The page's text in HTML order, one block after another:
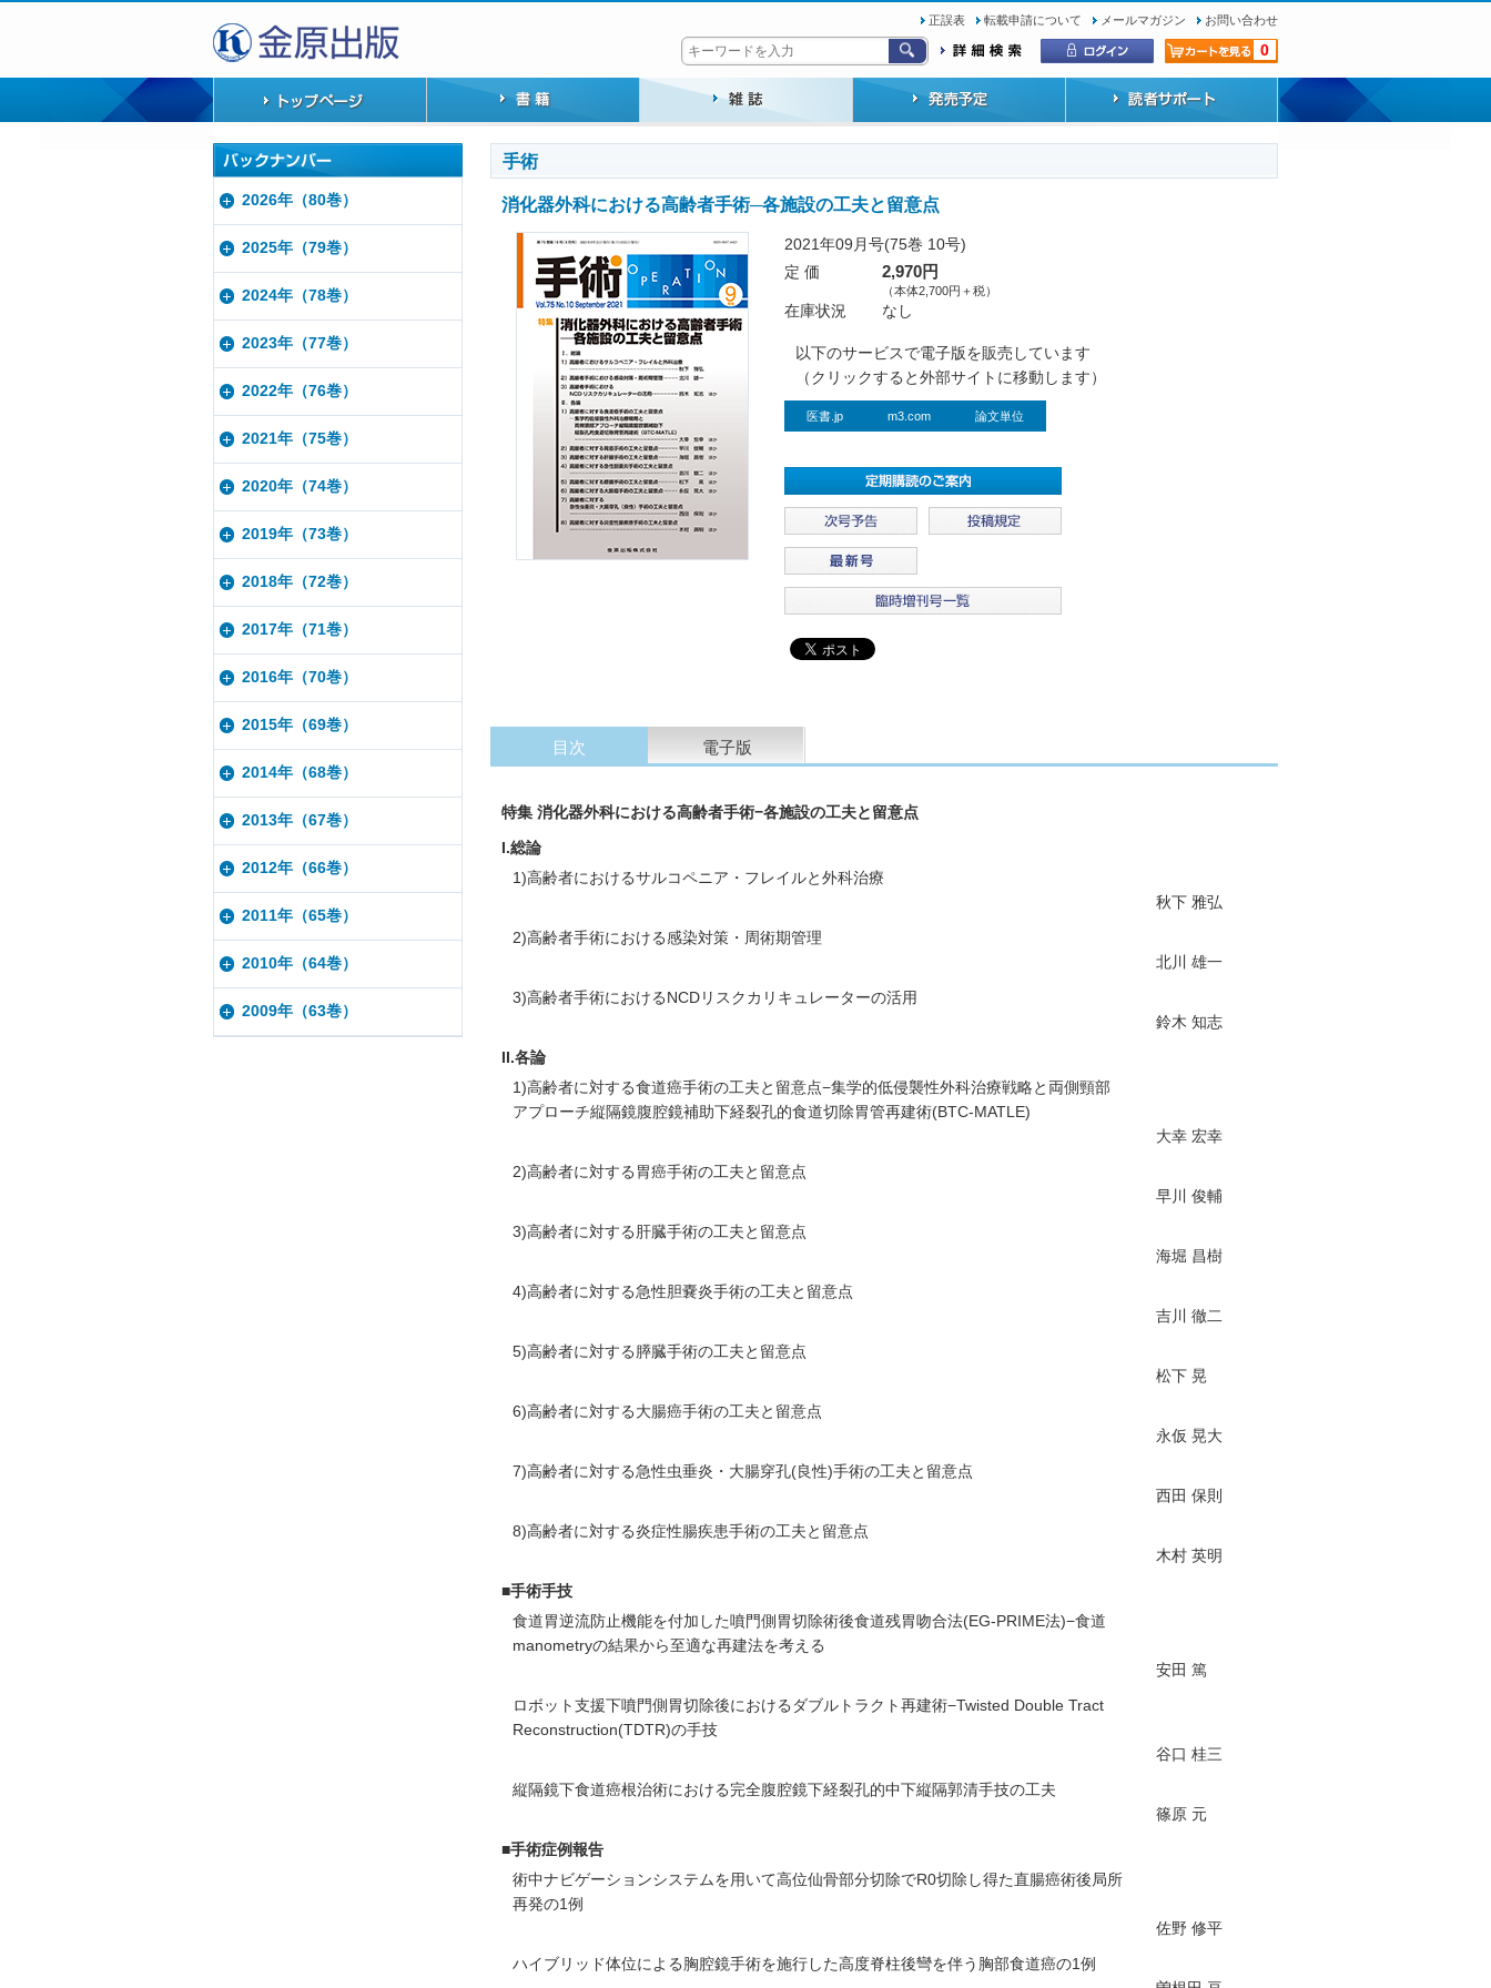
正誤表 転載申請について メールマガジン お問い合わせ
0
手術
消化器外科における高齢者手術─各施設の工夫と留意点
2021年09月号(75巻 10号)
定 価
2,970円
（本体2,700円＋税）
在庫状況 なし
以下のサービスで電子版を販売しています
（クリックすると外部サイトに移動します）
医書.jp m3.com 論文単位
目次 電子版
特集 消化器外科における高齢者手術−各施設の工夫と留意点
I.総論
1)高齢者におけるサルコペニア・フレイルと外科治療
秋下 雅弘
2)高齢者手術における感染対策・周術期管理
北川 雄一
3)高齢者手術におけるNCDリスクカリキュレーターの活用
鈴木 知志
II.各論
1)高齢者に対する食道癌手術の工夫と留意点−集学的低侵襲性外科治療戦略と両側頸部
アプローチ縦隔鏡腹腔鏡補助下経裂孔的食道切除胃管再建術(BTC-MATLE)
大幸 宏幸
2)高齢者に対する胃癌手術の工夫と留意点
早川 俊輔
3)高齢者に対する肝臓手術の工夫と留意点
海堀 昌樹
4)高齢者に対する急性胆嚢炎手術の工夫と留意点
吉川 徹二
5)高齢者に対する膵臓手術の工夫と留意点
松下 晃
6)高齢者に対する大腸癌手術の工夫と留意点
永仮 晃大
7)高齢者に対する急性虫垂炎・大腸穿孔(良性)手術の工夫と留意点
西田 保則
8)高齢者に対する炎症性腸疾患手術の工夫と留意点
木村 英明
■手術手技
食道胃逆流防止機能を付加した噴門側胃切除術後食道残胃吻合法(EG-PRIME法)−食道
manometryの結果から至適な再建法を考える
安田 篤
ロボット支援下噴門側胃切除後におけるダブルトラクト再建術−Twisted Double Tract
Reconstruction(TDTR)の手技
谷口 桂三
縦隔鏡下食道癌根治術における完全腹腔鏡下経裂孔的中下縦隔郭清手技の工夫
篠原 元
■手術症例報告
術中ナビゲーションシステムを用いて高位仙骨部分切除でR0切除し得た直腸癌術後局所
再発の1例
佐野 修平
ハイブリッド体位による胸腔鏡手術を施行した高度脊柱後彎を伴う胸部食道癌の1例
2026年（80巻）
2025年（79巻）
2024年（78巻）
2023年（77巻）
2022年（76巻）
2021年（75巻）
2020年（74巻）
2019年（73巻）
2018年（72巻）
2017年（71巻）
2016年（70巻）
2015年（69巻）
2014年（68巻）
2013年（67巻）
2012年（66巻）
2011年（65巻）
2010年（64巻）
2009年（63巻）